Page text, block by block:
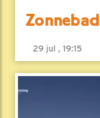
Zonnebad
29 jul , 19:15